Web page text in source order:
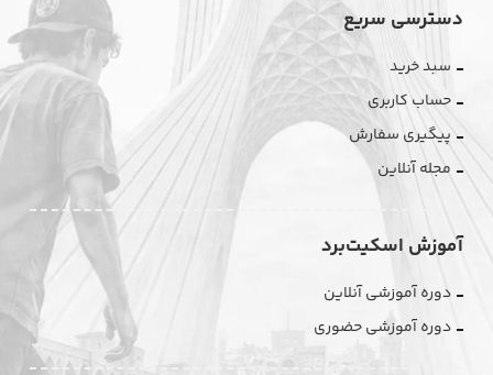
دسترسی سریع
سبد خرید
حساب کاربری
پیگیری سفارش
مجله آنلاین
آموزش اسکیت‌برد
دوره آموزشی آنلاین
دوره آموزشی حضوری